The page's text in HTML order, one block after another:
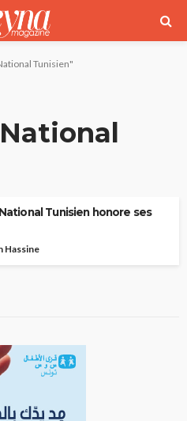
Tunisien"
Tunisien honore ses
Hassine